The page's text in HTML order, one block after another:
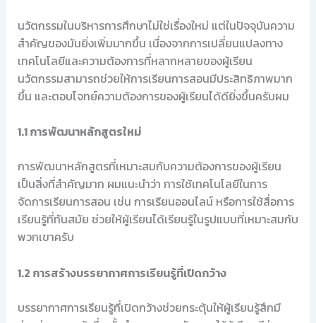
นวัตกรรมในบริหารการศึกษาไม่ใช่เรื่องใหม่ แต่ในปัจจุบันความ
สำคัญของมันยิ่งเพิ่มมากขึ้น เนื่องจากการเปลี่ยนแปลงทาง
เทคโนโลยีและความต้องการที่หลากหลายของผู้เรียน
นวัตกรรมสามารถช่วยให้การเรียนการสอนมีประสิทธิภาพมาก
ขึ้น และตอบโจทย์ความต้องการของผู้เรียนได้ดียิ่งขึ้นครับผม
1.1 การพัฒนาหลักสูตรใหม่
การพัฒนาหลักสูตรที่เหมาะสมกับความต้องการของผู้เรียน
เป็นสิ่งที่สำคัญมาก ผมแนะนำว่า การใช้เทคโนโลยีในการ
จัดการเรียนการสอน เช่น การเรียนออนไลน์ หรือการใช้สื่อการ
เรียนรู้ที่ทันสมัย ช่วยให้ผู้เรียนได้เรียนรู้ในรูปแบบที่เหมาะสมกับ
พวกเขาครับ
1.2 การสร้างบรรยากาศการเรียนรู้ที่เปิดกว้าง
บรรยากาศการเรียนรู้ที่เปิดกว้างช่วยกระตุ้นให้ผู้เรียนรู้สึกมี